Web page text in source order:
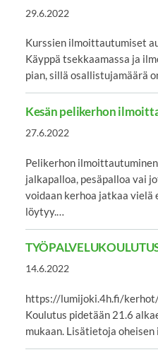
29.6.2022
Kurssien ilmoittautumiset
Käyppä tsekkaamassa ja
pian, sillä osallistujamäärä
Kesän pelikerhon
27.6.2022
Pelikerhon
jalkapalloa, pesäpalloa vai
voidaan kerhoa jatkaa
löytyy.…
14.6.2022
https://lumijoki.4h.fi/
Koulutus pidetään 21.6
mukaan. Lisätietoja